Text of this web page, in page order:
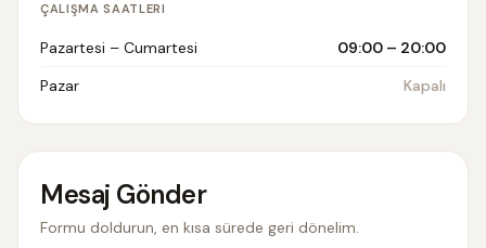
ÇALIŞMA SAATLERI
Pazartesi – Cumartesi
09:00 – 20:00
Pazar
Kapalı
Mesaj Gönder
Formu doldurun, en kısa sürede geri dönelim.